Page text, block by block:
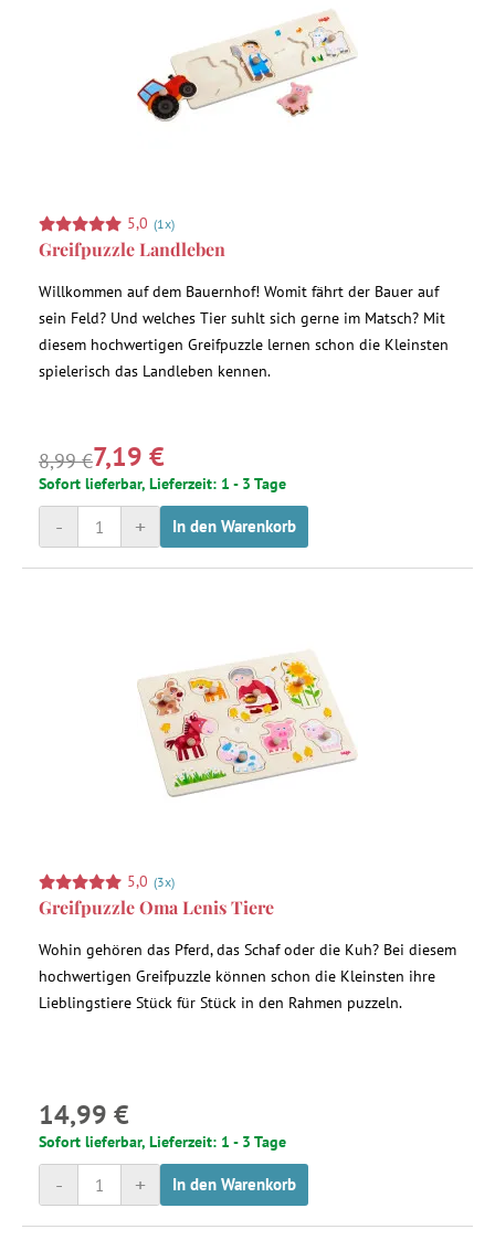
5,0 (1x)
Greifpuzzle Landleben
Willkommen auf dem Bauernhof! Womit fährt der Bauer auf
sein Feld? Und welches Tier suhlt sich gerne im Matsch? Mit
diesem hochwertigen Greifpuzzle lernen schon die Kleinsten
spielerisch das Landleben kennen.
8,99 €7,19 €
Sofort lieferbar, Lieferzeit: 1 - 3 Tage
+
- In den Warenkorb
5,0 (3x)
Greifpuzzle Oma Lenis Tiere
Wohin gehören das Pferd, das Schaf oder die Kuh? Bei diesem
hochwertigen Greifpuzzle können schon die Kleinsten ihre
Lieblingstiere Stück für Stück in den Rahmen puzzeln.
14,99 €
Sofort lieferbar, Lieferzeit: 1 - 3 Tage
+
- In den Warenkorb